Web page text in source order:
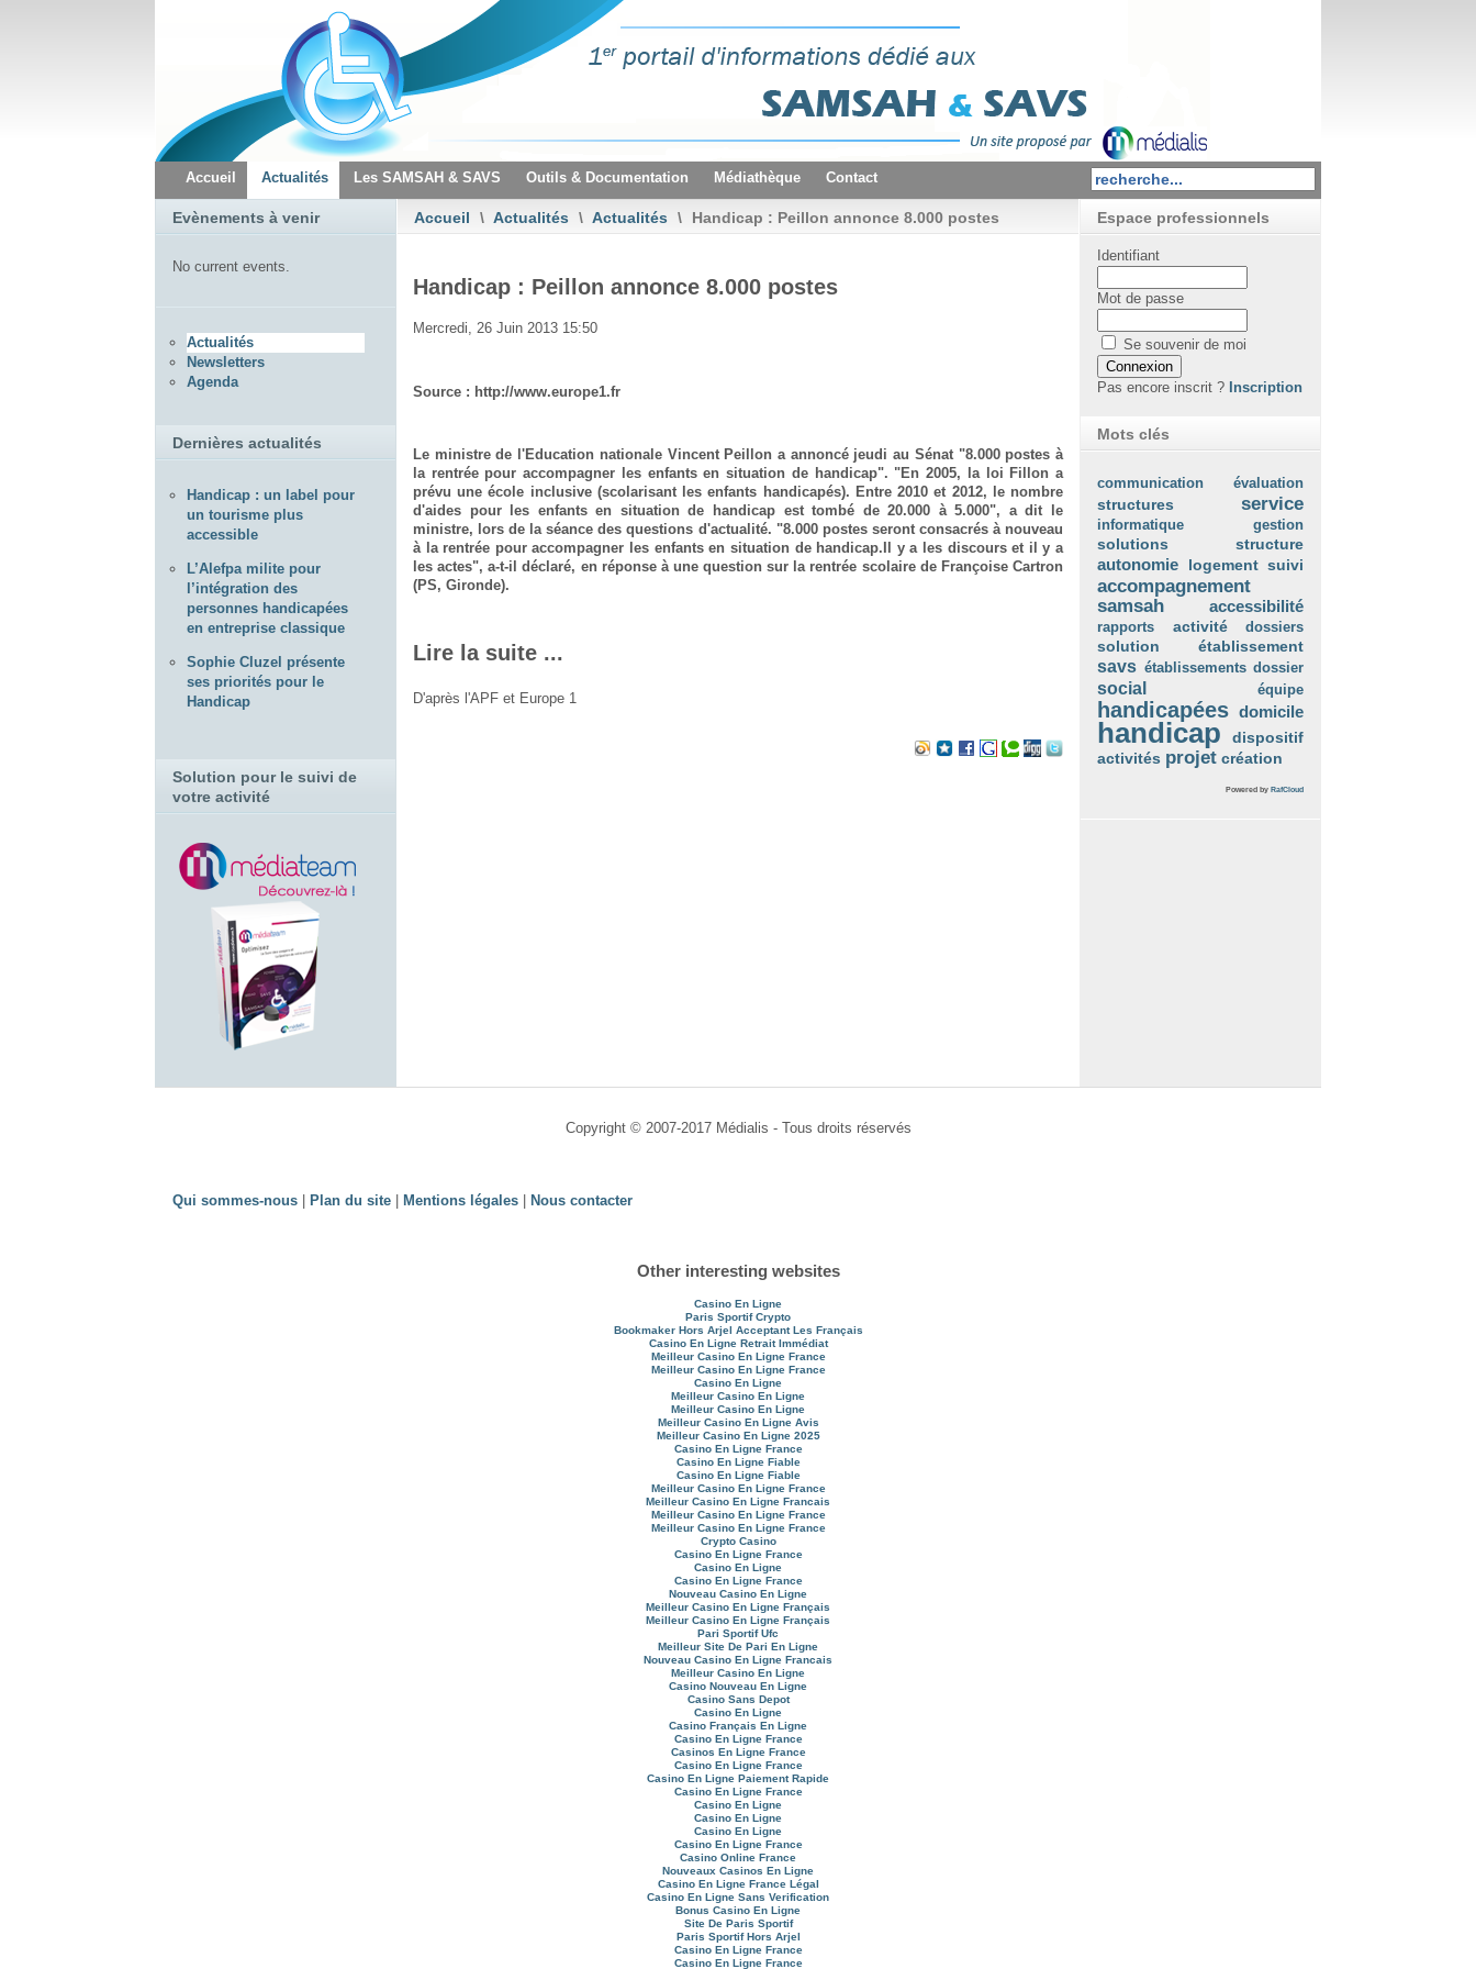
Accueil Actualités Les SAMSAH & SAVS Outils & Documentation Médiathèque Contact
Accueil \ Actualités \ Actualités \ Handicap : Peillon annonce 8.000 postes
Handicap : Peillon annonce 8.000 postes
Mercredi, 26 Juin 2013 15:50
Source : http://www.europe1.fr
Le ministre de l'Education nationale Vincent Peillon a annoncé jeudi au Sénat "8.000 postes à
la rentrée pour accompagner les enfants en situation de handicap". "En 2005, la loi Fillon a
prévu une école inclusive (scolarisant les enfants handicapés). Entre 2010 et 2012, le nombre
d'aides pour les enfants en situation de handicap est tombé de 20.000 à 5.000", a dit le
ministre, lors de la séance des questions d'actualité. "8.000 postes seront consacrés à nouveau
à la rentrée pour accompagner les enfants en situation de handicap.Il y a les discours et il y a
les actes", a-t-il déclaré, en réponse à une question sur la rentrée scolaire de Françoise Cartron
(PS, Gironde).
Lire la suite ...
D'après l'APF et Europe 1
Evènements à venir
No current events.
Actualités
Newsletters
Agenda
Dernières actualités
Handicap : un label pour
un tourisme plus
accessible
L’Alefpa milite pour
l’intégration des
personnes handicapées
en entreprise classique
Sophie Cluzel présente
ses priorités pour le
Handicap
Solution pour le suivi de
votre activité
Espace professionnels
Identifiant
Mot de passe
Se souvenir de moi
Pas encore inscrit ? Inscription
Mots clés
communication
évaluation
structures
service
informatique
gestion
solutions
structure
autonomie logement suivi
accompagnement
samsah accessibilité
rapports activité
dossiers
solution
établissement
savs établissements dossier
social équipe
handicapées domicile
handicap
dispositif
activités projet création
Powered by RafCloud
Copyright © 2007-2017 Médialis - Tous droits réservés
Qui sommes-nous Plan du site Mentions légales Nous contacter
Other interesting websites
Casino En Ligne
Paris Sportif Crypto
Bookmaker Hors Arjel Acceptant Les Français
Casino En Ligne Retrait Immédiat
Meilleur Casino En Ligne France
Meilleur Casino En Ligne France
Casino En Ligne
Meilleur Casino En Ligne
Meilleur Casino En Ligne
Meilleur Casino En Ligne Avis
Meilleur Casino En Ligne 2025
Casino En Ligne France
Casino En Ligne Fiable
Casino En Ligne Fiable
Meilleur Casino En Ligne France
Meilleur Casino En Ligne Francais
Meilleur Casino En Ligne France
Meilleur Casino En Ligne France
Crypto Casino
Casino En Ligne France
Casino En Ligne
Casino En Ligne France
Nouveau Casino En Ligne
Meilleur Casino En Ligne Français
Meilleur Casino En Ligne Français
Pari Sportif Ufc
Meilleur Site De Pari En Ligne
Nouveau Casino En Ligne Francais
Meilleur Casino En Ligne
Casino Nouveau En Ligne
Casino Sans Depot
Casino En Ligne
Casino Français En Ligne
Casino En Ligne France
Casinos En Ligne France
Casino En Ligne France
Casino En Ligne Paiement Rapide
Casino En Ligne France
Casino En Ligne
Casino En Ligne
Casino En Ligne
Casino En Ligne France
Casino Online France
Nouveaux Casinos En Ligne
Casino En Ligne France Légal
Casino En Ligne Sans Verification
Bonus Casino En Ligne
Site De Paris Sportif
Paris Sportif Hors Arjel
Casino En Ligne France
Casino En Ligne France